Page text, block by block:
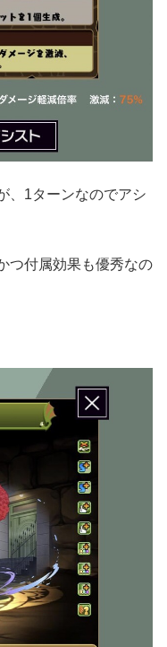
、1ターンなのでアシ
つ付属効果も優秀なの